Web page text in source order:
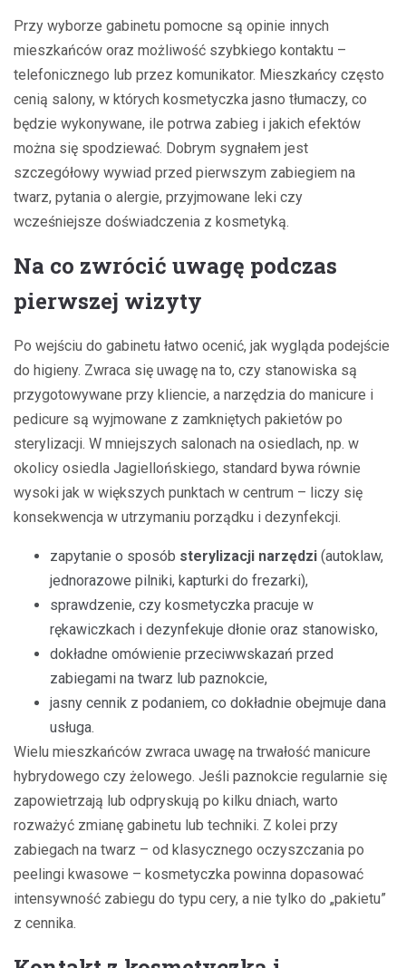
Przy wyborze gabinetu pomocne są opinie innych
mieszkańców oraz możliwość szybkiego kontaktu –
telefonicznego lub przez komunikator. Mieszkańcy często
cenią salony, w których kosmetyczka jasno tłumaczy, co
będzie wykonywane, ile potrwa zabieg i jakich efektów
można się spodziewać. Dobrym sygnałem jest
szczegółowy wywiad przed pierwszym zabiegiem na
twarz, pytania o alergie, przyjmowane leki czy
wcześniejsze doświadczenia z kosmetyką.
Na co zwrócić uwagę podczas
pierwszej wizyty
Po wejściu do gabinetu łatwo ocenić, jak wygląda podejście
do higieny. Zwraca się uwagę na to, czy stanowiska są
przygotowywane przy kliencie, a narzędzia do manicure i
pedicure są wyjmowane z zamkniętych pakietów po
sterylizacji. W mniejszych salonach na osiedlach, np. w
okolicy osiedla Jagiellońskiego, standard bywa równie
wysoki jak w większych punktach w centrum – liczy się
konsekwencja w utrzymaniu porządku i dezynfekcji.
zapytanie o sposób sterylizacji narzędzi (autoklaw,
jednorazowe pilniki, kapturki do frezarki),
sprawdzenie, czy kosmetyczka pracuje w
rękawiczkach i dezynfekuje dłonie oraz stanowisko,
dokładne omówienie przeciwwskazań przed
zabiegami na twarz lub paznokcie,
jasny cennik z podaniem, co dokładnie obejmuje dana
usługa.
Wielu mieszkańców zwraca uwagę na trwałość manicure
hybrydowego czy żelowego. Jeśli paznokcie regularnie się
zapowietrzają lub odpryskują po kilku dniach, warto
rozważyć zmianę gabinetu lub techniki. Z kolei przy
zabiegach na twarz – od klasycznego oczyszczania po
peelingi kwasowe – kosmetyczka powinna dopasować
intensywność zabiegu do typu cery, a nie tylko do „pakietu”
z cennika.